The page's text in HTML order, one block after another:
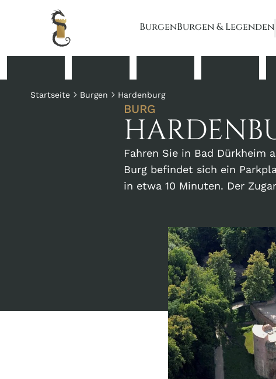
BurgenBurgen & Legenden
Startseite Burgen Hardenburg
BURG
Fahren Sie in Bad Dürkheim
Burg befindet sich ein
in etwa 10 Minuten. Der